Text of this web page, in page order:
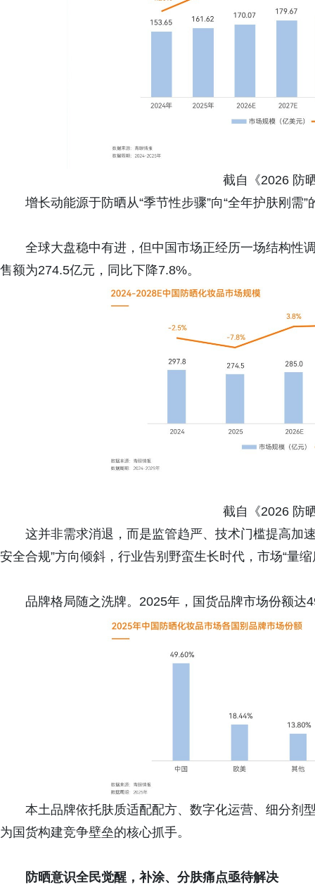
截自《2026 防
增长动能源于防晒从“季节性步骤”向“全年护肤刚
全球大盘稳中有进，但中国市场正经历一场结构性
售额为274.5亿元，同比下降7.8%。
截自《2026 防
这并非需求消退，而是监管趋严、技术门槛提高加
安全合规”方向倾斜，行业告别野蛮生长时代，市场“量
品牌格局随之洗牌。2025年，国货品牌市场份额
本土品牌依托肤质适配配方、数字化运营、细分剂
为国货构建竞争壁垒的核心抓手。
防晒意识全民觉醒，补涂、分肤痛点亟待解决